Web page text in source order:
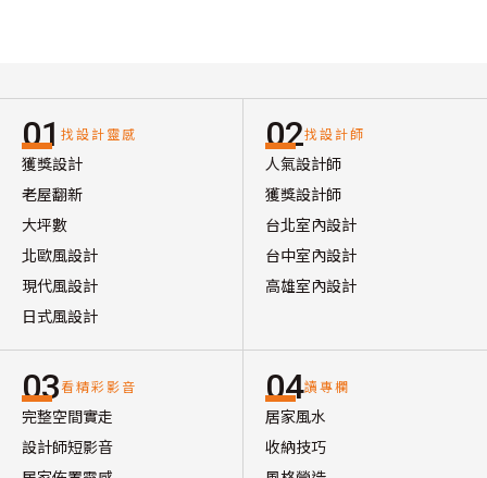
01 找設計靈感
獲獎設計
老屋翻新
大坪數
北歐風設計
現代風設計
日式風設計
02找設計師
人氣設計師
獲獎設計師
台北室內設計
台中室內設計
高雄室內設計
03看精彩影音
完整空間實走
設計師短影音
04讀專欄
居家風水
收納技巧